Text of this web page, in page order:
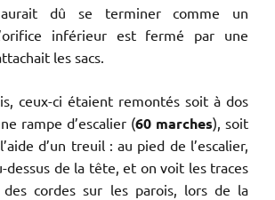
dû se terminer comme un
inférieur est fermé par une
les sacs.
ceux-ci étaient remontés soit à dos
rampe d’escalier (60 marches), soit
d’un treuil : au pied de l’escalier,
dessus de la tête, et on voit les traces
cordes sur les parois, lors de la